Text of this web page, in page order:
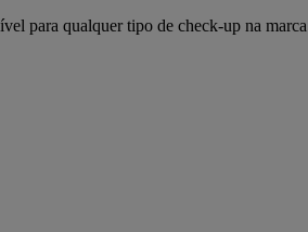
para qualquer tipo de check-up na